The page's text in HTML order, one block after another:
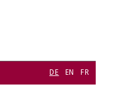
DE EN FR